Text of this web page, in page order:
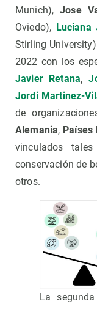
Munich),Jose
Oviedo), Luciana
Stirling
2022 con los
Javier Retana,
Jordi Martinez-
de
Alemania, Países
vinculados
conservación de
otros.
La